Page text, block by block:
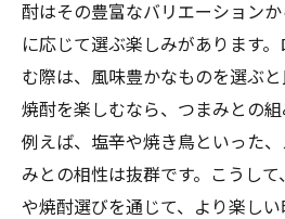
酎はその豊富なバリエーション
に応じて選ぶ楽しみがあります
む際は、風味豊かなものを選ぶと
焼酎を楽しむなら、つまみとの組
例えば、塩辛や焼き鳥といった
みとの相性は抜群です。こうし
や焼酎選びを通じて、より楽し